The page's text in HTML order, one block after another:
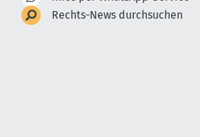
Rechts-News durchsuchen